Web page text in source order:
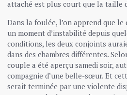
attaché est plus court que la taille
Dans la foulée, l’on apprend que
un moment d’instabilité depuis
conditions, les deux conjoints
dans des chambres différentes.
couple a été aperçu samedi soir,
compagnie d’une belle-sœur. Et
serait terminée par une violente